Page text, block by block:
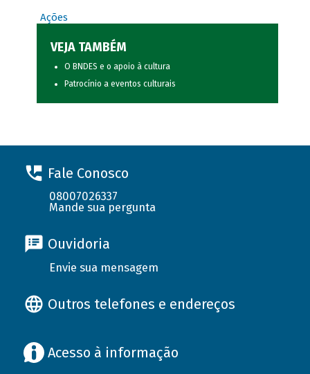
Ações
VEJA TAMBÉM
O BNDES e o apoio à cultura
Patrocínio a eventos culturais
Fale Conosco
08007026337
Mande sua pergunta
Ouvidoria
Envie sua mensagem
Outros telefones e endereços
Acesso à informação